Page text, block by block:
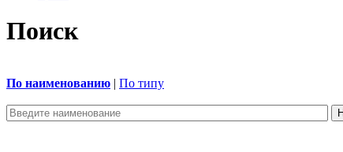
Поиск
По наименованию По типу